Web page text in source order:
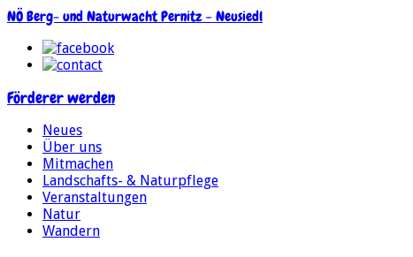
NÖ Berg- und Naturwacht Pernitz – Neusiedl
Förderer werden
Neues
Über uns
Mitmachen
Landschafts- & Naturpflege
Veranstaltungen
Natur
Wandern